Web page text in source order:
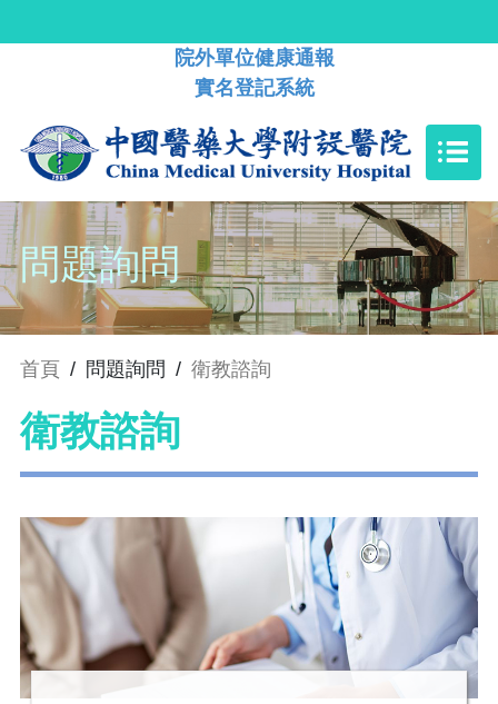
院外單位健康通報
實名登記系統
問題詢問
首頁 / 問題詢問 / 衛教諮詢
衛教諮詢